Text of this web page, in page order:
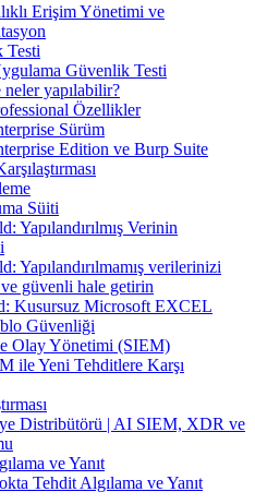
Erişim Yönetimi ve
Testi
Güvenlik Testi
yapılabilir?
Özellikler
Sürüm
Edition ve Burp Suite
Süiti
Yapılandırılmış Verinin
Yapılandırılmamış verilerinizi
güvenli hale getirin
Kusursuz Microsoft EXCEL
Güvenliği
Olay Yönetimi (SIEM)
ile Yeni Tehditlere Karşı
Distribütörü | AI SIEM, XDR ve
ve Yanıt
Tehdit Algılama ve Yanıt